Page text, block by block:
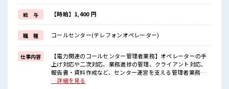
≪完全週休二日制≫
週末は家族や友人と一緒にプライベート満喫！
≪モチベーションもUP≫
派手過ぎなければ髪型や髪色自由♪
(規定有)≪自分に合った期間で働ける≫
福利厚生が整った派遣のお仕事です！
■職場の雰囲気
髪型にこだわりのあるアナタは必見！
髪型自由な職場！
給 与 【時給】1,400 円
職 種 コールセンター(テレフォンオペレーター)
仕事内容
【電力関連のコールセンター管理者業務】オペレーターの手
上げ対応や二次対応、業務進捗の管理、クライアント対応、
報告書・資料作成など、センター運営を支える管理者業務全
般をお任せします。管理者・リーダー・SVの経験がない方も
…詳細を見る